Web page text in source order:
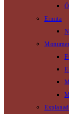
Ermita